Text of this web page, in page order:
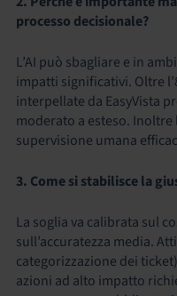
processo decisionale?
L’AI può sbagliare e in
impatti significativi. Oltre
interpellate da EasyVista
moderato a esteso. Inoltre
supervisione umana
3. Come si stabilisce la
La soglia va calibrata sul
sull’accuratezza media.
categorizzazione dei
azioni ad alto impatto